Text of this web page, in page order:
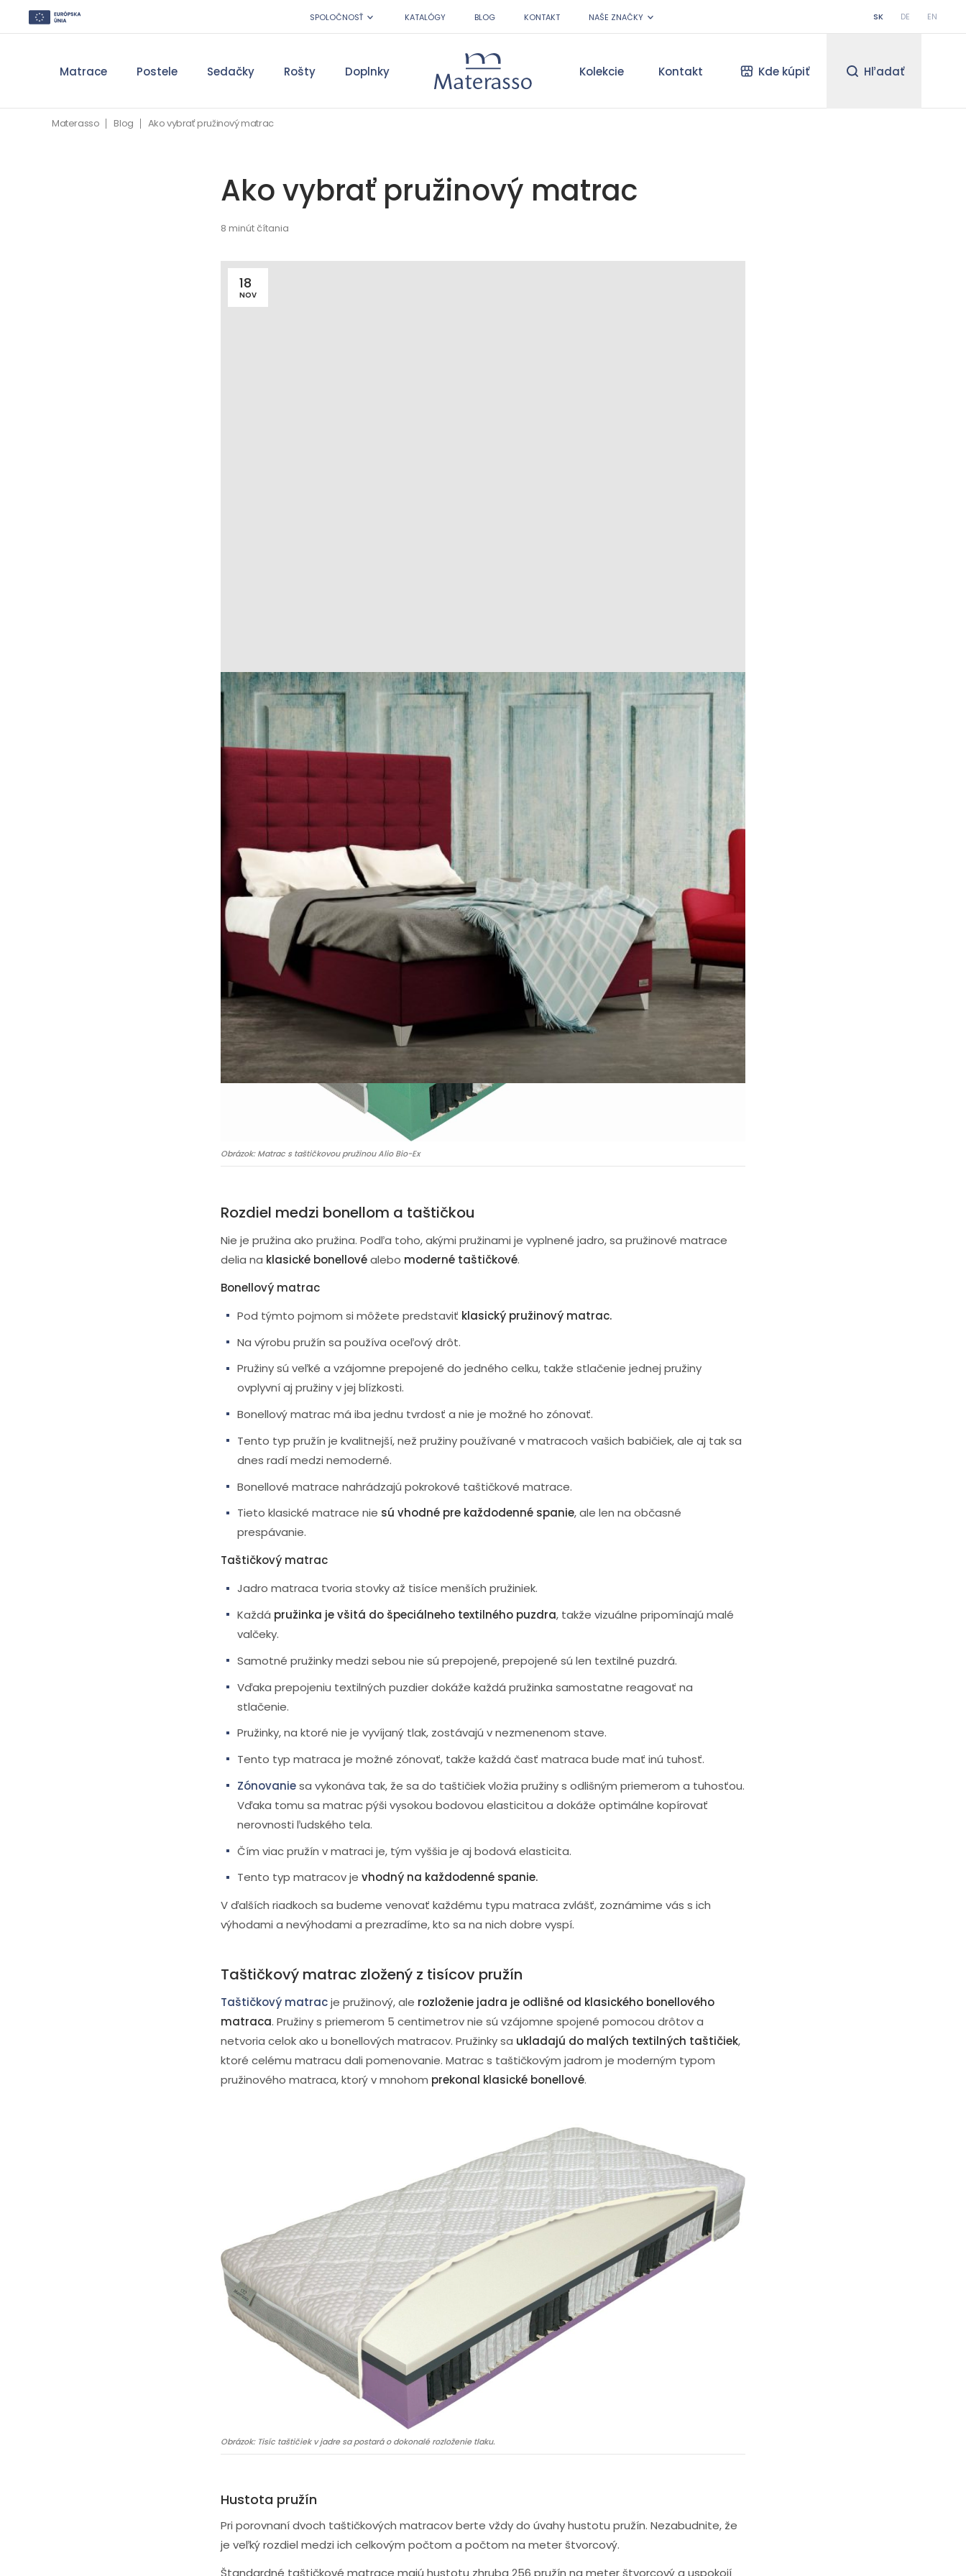
SPOLOČNOSŤ KATALÓGY BLOG KONTAKT NAŠE ZNAČKY SK DE EN
Materasso Kolekcie Kontakt Kde kúpiť Hľadať
Matrace Postele Sedačky Rošty Doplnky
Materasso Blog Ako vybrať pružinový matrac
Ako vybrať pružinový matrac
8 minút čítania
18
NOV
Vyberáte pružinový matrac? Prezradíme vám, aký je rozdiel medzi klasickým a taštičkovým
variantom
Vyznať sa v typochmatracovje niekedy zložité. Mnoho ľudí si názvy ako pružinový či taštičkový
matrac zamieňa bez toho, aby vedeli, že taštičkový je síce pružinový, ale pružinový nie je
taštičkový. Ako sa v tom vyznať?
Obrázok: Matrac s taštičkovou pružinou Alio Bio-Ex
Rozdiel medzi bonellom a taštičkou
Nie je pružina ako pružina. Podľa toho, akými pružinami je vyplnené jadro, sa pružinové matrace
delia na klasické bonellovéalebo moderné taštičkové.
Bonellový matrac
Pod týmto pojmom si môžete predstaviť klasický pružinový matrac.
Na výrobu pružín sa používa oceľový drôt.
Pružiny sú veľké a vzájomne prepojené do jedného celku, takže stlačenie jednej pružiny
ovplyvní aj pružiny v jej blízkosti.
Bonellový matrac má iba jednu tvrdosť a nie je možné ho zónovať.
Tento typ pružín je kvalitnejší, než pružiny používané v matracoch vašich babičiek, ale aj tak sa
dnes radí medzi nemoderné.
Bonellové matrace nahrádzajú pokrokové taštičkové matrace.
Tieto klasické matrace nie sú vhodné pre každodenné spanie, ale len na občasné
prespávanie.
Taštičkový matrac
Jadro matraca tvoria stovky až tisíce menších pružiniek.
Každá pružinka je všitá do špeciálneho textilného puzdra, takže vizuálne pripomínajú malé
valčeky.
Samotné pružinky medzi sebou nie sú prepojené, prepojené sú len textilné puzdrá.
Vďaka prepojeniu textilných puzdier dokáže každá pružinka samostatne reagovať na
stlačenie.
Pružinky, na ktoré nie je vyvíjaný tlak, zostávajú v nezmenenom stave.
Tento typ matraca je možné zónovať, takže každá časť matraca bude mať inú tuhosť.
Zónovaniesa vykonáva tak, že sa do taštičiek vložia pružiny s odlišným priemerom a tuhosťou.
Vďaka tomu sa matrac pýši vysokou bodovou elasticitou a dokáže optimálne kopírovať
nerovnosti ľudského tela.
Čím viac pružín v matraci je, tým vyššia je aj bodová elasticita.
Tento typ matracov je vhodný na každodenné spanie.
V ďalších riadkoch sa budeme venovať každému typu matraca zvlášť, zoznámime vás s ich
výhodami a nevýhodami a prezradíme, kto sa na nich dobre vyspí.
Taštičkový matrac zložený z tisícov pružín
Taštičkový matracje pružinový, ale rozloženie jadra je odlišné od klasického bonellového
matraca. Pružiny s priemerom 5 centimetrov nie sú vzájomne spojené pomocou drôtov a
netvoria celok ako u bonellových matracov. Pružinky sa ukladajú do malých textilných taštičiek,
ktoré celému matracu dali pomenovanie. Matrac s taštičkovým jadrom je moderným typom
pružinového matraca, ktorý v mnohom prekonal klasické bonellové.
Obrázok: Tisíc taštičiek v jadre sa postará o dokonalé rozloženie tlaku.
Hustota pružín
Pri porovnaní dvoch taštičkových matracov berte vždy do úvahy hustotu pružín. Nezabudnite, že
je veľký rozdiel medzi ich celkovým počtom a počtom na meter štvorcový.
Štandardné taštičkové matrace majú hustotu zhruba 256 pružín na meter štvorcový a uspokojí